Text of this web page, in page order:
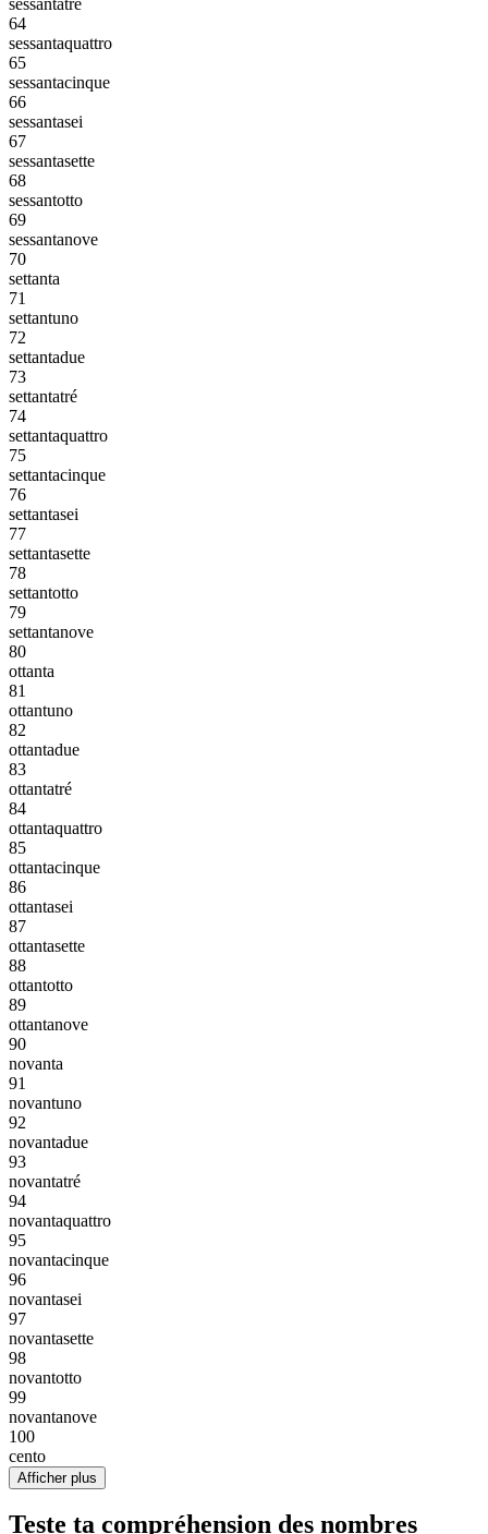
64
sessantaquattro
65
sessantacinque
66
sessantasei
67
sessantasette
68
sessantotto
69
sessantanove
70
settanta
71
settantuno
72
settantadue
73
settantatré
74
settantaquattro
75
settantacinque
76
settantasei
77
settantasette
78
settantotto
79
settantanove
80
ottanta
81
ottantuno
82
ottantadue
83
ottantatré
84
ottantaquattro
85
ottantacinque
86
ottantasei
87
ottantasette
88
ottantotto
89
ottantanove
90
novanta
91
novantuno
92
novantadue
93
novantatré
94
novantaquattro
95
novantacinque
96
novantasei
97
novantasette
98
novantotto
99
novantanove
100
cento
Afficher plus
Teste ta compréhension des nombres